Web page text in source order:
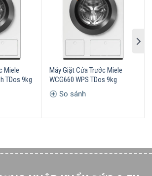
cho tuổi thọ tương đương 20 năm
cơ ô tô được kiểm tra trong 3.000
Miele được kiểm tra hiệu suất ổn định
giờ. Trong giai đoạn phát triển của
Miele đã thử nghiệm các kiểu máy và
trong 5.000 lần giặt (tương đương với 5
tiếp trong 50 tuần mỗi năm) với các
nhau. Vì vậy, chúng tôi có thể đảm bảo
Miele
TDos 9kg
Máy Giặt Cửa Trước Miele
WCG660 WPS TDos 9kg
So sánh